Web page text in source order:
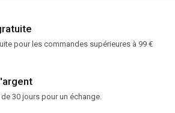
pour les commandes supérieures à 99 €
30 jours pour un échange.